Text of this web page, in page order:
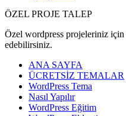
ÖZEL PROJE TALEP
Özel wordpress projeleriniz
edebilirsiniz.
ANA SAYFA
ÜCRETSİZ TEMALAR
WordPress Tema
Nasıl Yapılır
WordPress Eğitim